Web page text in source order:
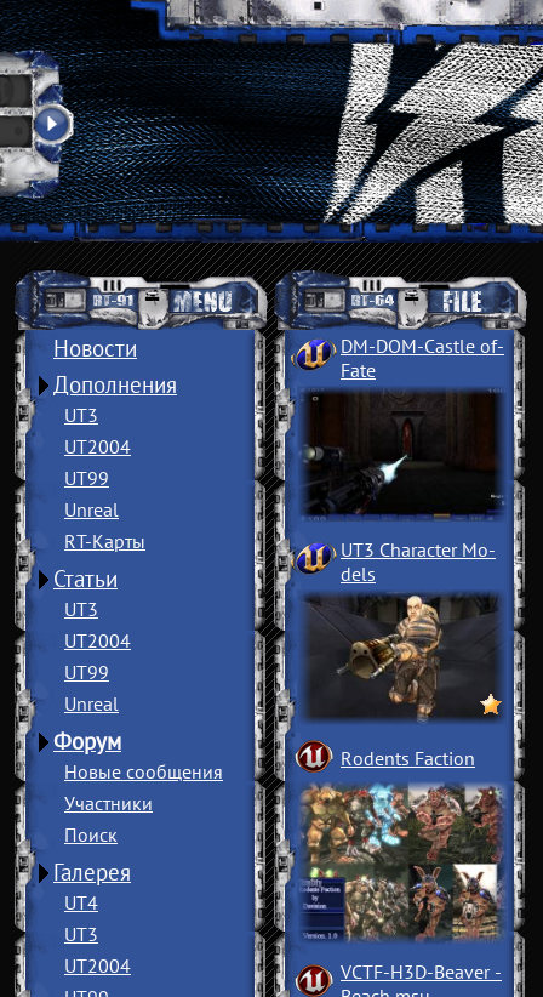
Новости
Дополнения
UT3
UT2004
UT99
Unreal
RT-Карты
Статьи
UT3
UT2004
UT99
Unreal
Форум
Новые сообщения
Участники
Поиск
Галерея
UT4
UT3
UT2004
DM-DOM-Castle of­
Fate
UT3 Character Mo­
dels
Rodents Faction
VCTF-H3D-Beaver ­